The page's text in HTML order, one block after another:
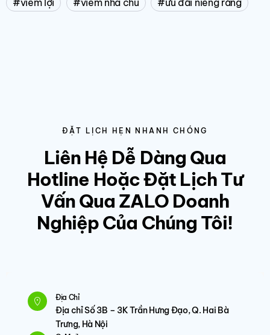
viêm lợi
viêm nha chu ưu đãi niềng răng
ĐẶT LỊCH HẸN NHANH CHÓNG
Liên Hệ Dễ Dàng Qua
Hotline Hoặc Đặt Lịch Tư
Vấn Qua ZALO Doanh
Nghiệp Của Chúng Tôi!
Địa Chỉ
Địa chỉ Số 3B – 3K Trần Hưng Đạo, Q. Hai Bà
Trưng, Hà Nội